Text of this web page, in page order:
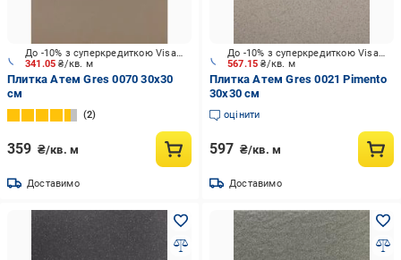
341.05₴/кв. м
До -10% з суперкредиткою Visa Вигода
Плитка Атем Gres 0070 30x30
см
2
359 ₴/кв. м
Доставимо
567.15₴/кв. м
До -10% з суперкредиткою Visa Вигода
Плитка Атем Gres 0021 Pimento
30x30 см
оцінити
597 ₴/кв. м
Доставимо